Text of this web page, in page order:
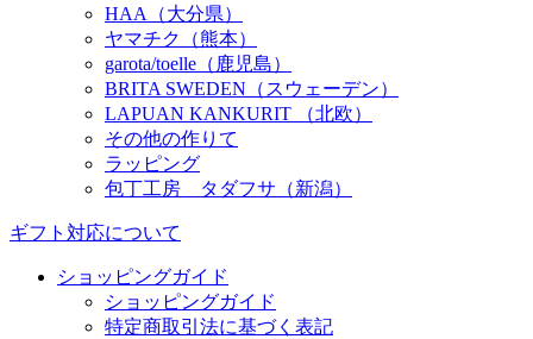
HAA（大分県）
ヤマチク（熊本）
garota/toelle（鹿児島）
BRITA SWEDEN（スウェーデン）
LAPUAN KANKURIT （北欧）
その他の作りて
ラッピング
包丁工房 タダフサ（新潟）
ギフト対応について
ショッピングガイド
ショッピングガイド
特定商取引法に基づく表記